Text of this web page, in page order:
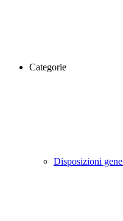
Categorie
Disposizioni